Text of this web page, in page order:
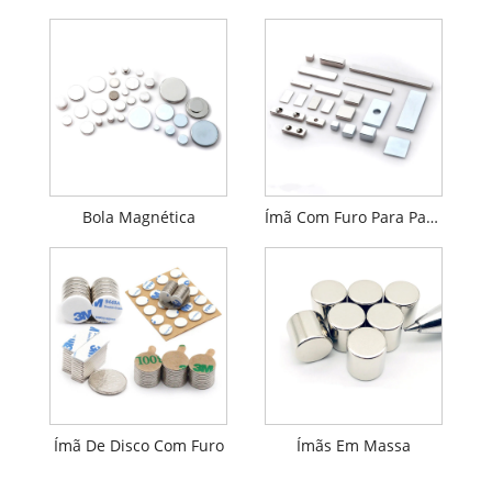
Bola Magnética Ímã Com Furo Para Parafuso
Ímã De Disco Com Furo Ímãs Em Massa